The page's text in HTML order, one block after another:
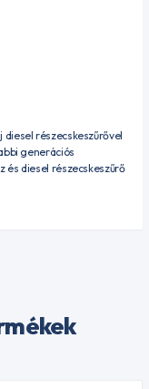
részecskeszűrővel
generációs
diesel részecskeszűrő